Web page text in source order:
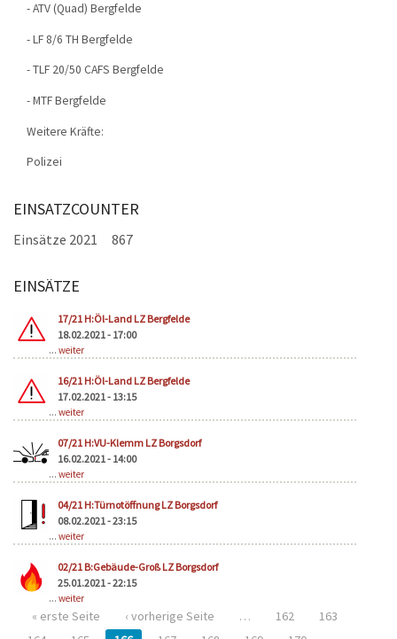
- ATV (Quad) Bergfelde
- LF 8/6 TH Bergfelde
- TLF 20/50 CAFS Bergfelde
- MTF Bergfelde
Weitere Kräfte:
Polizei
EINSATZCOUNTER
Einsätze 2021 867
EINSÄTZE
17/21 H:Öl-Land LZ Bergfelde
18.02.2021 - 17:00
... weiter
16/21 H:Öl-Land LZ Bergfelde
17.02.2021 - 13:15
... weiter
07/21 H:VU-Klemm LZ Borgsdorf
16.02.2021 - 14:00
... weiter
04/21 H:Türnotöffnung LZ Borgsdorf
08.02.2021 - 23:15
... weiter
02/21 B:Gebäude-Groß LZ Borgsdorf
25.01.2021 - 22:15
... weiter
Seiten
« erste Seite ‹ vorherige Seite … 162
163